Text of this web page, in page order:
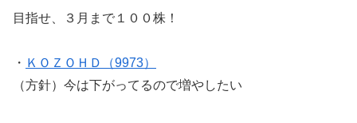
目指せ、３月まで１００株！
・ ＫＯＺＯＨＤ（9973）
（方針）今は下がってるので増やしたい